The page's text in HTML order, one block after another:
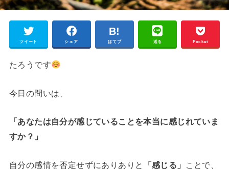
ツイート シェア はてブ 送る Pocket
たろうです
今日の問いは、
「あなたは自分が感じていることを本当に感じれていま
すか？」
自分の感情を否定せずにありありと 「感じる」
ことで、